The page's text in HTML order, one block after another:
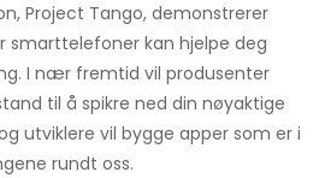
Project Tango, demonstrerer
kan hjelpe deg
I nær fremtid vil produsenter
til å spikre ned din nøyaktige
utviklere vil bygge apper som er i
rundt oss.